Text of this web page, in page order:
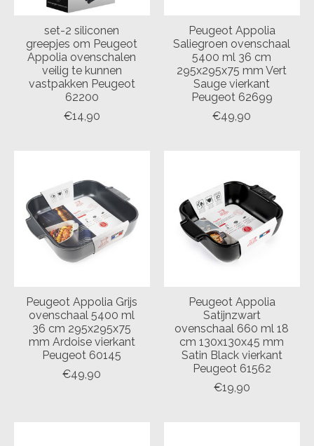
set-2 siliconen
greepjes om Peugeot
Appolia ovenschalen
veilig te kunnen
vastpakken Peugeot
62200
€14,90
Peugeot Appolia
Saliegroen ovenschaal
5400 ml 36 cm
295x295x75 mm Vert
Sauge vierkant
Peugeot 62699
€49,90
Peugeot Appolia Grijs
ovenschaal 5400 ml
36 cm 295x295x75
mm Ardoise vierkant
Peugeot 60145
€49,90
Peugeot Appolia
Satijnzwart
ovenschaal 660 ml 18
cm 130x130x45 mm
Satin Black vierkant
Peugeot 61562
€19,90